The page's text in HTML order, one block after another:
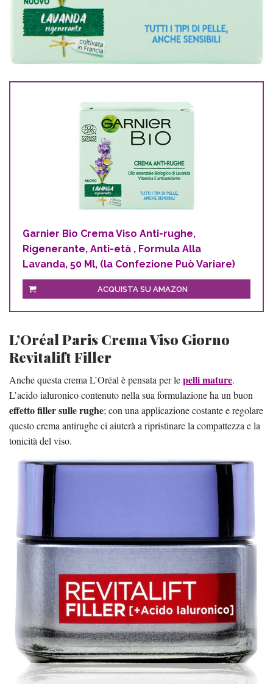
Garnier Bio Crema Viso Anti-rughe,
Rigenerante, Anti-età , Formula Alla
Lavanda, 50 Ml, (la Confezione Può Variare)
ACQUISTA SU AMAZON
L’Oréal Paris Crema Viso Giorno
Revitalift Filler
Anche questa crema L’Oréal è pensata per lepelli mature.
L’acido ialuronico contenuto nella sua formulazione ha un buon
effetto filler sulle rughe; con una applicazione costante e regolare
questo crema antirughe ci aiuterà a ripristinare la compattezza e la
tonicità del viso.